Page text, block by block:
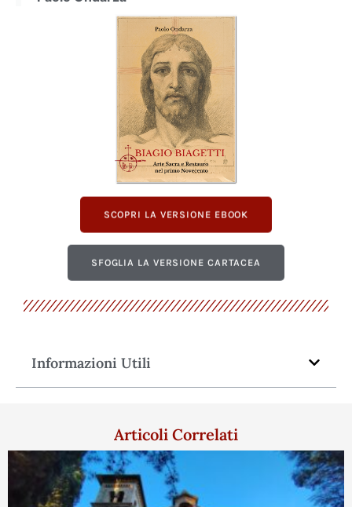
SCOPRI LA VERSIONE EBOOK
SFOGLIA LA VERSIONE CARTACEA
Informazioni Utili
Articoli Correlati